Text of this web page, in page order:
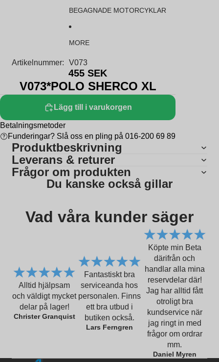
BEGAGNADE MOTORCYKLAR
MORE
Artikelnummer: V073
455 SEK
V073*POLO SHERCO XL
Lägg till i varukorgen
Betalningsmetoder
Funderingar? Slå oss en pling på 016-200 69 89
Produktbeskrivning
Leverans & returer
Frågor om produkten
Du kanske också gillar
Vad våra kunder säger
Alltid hjälpsam
och väldigt mycket
delar på lager!
Christer Granquist
Fantastiskt bra
serviceanda hos
personalen. Finns
ett bra utbud i
butiken också.
Lars Ferngren
Köpte min Beta
därifrån och
handlar alla mina
reservdelar där!
Jag har alltid fått
otroligt bra
kundservice när
jag ringt in med
frågor om ordrar
mm.
Daniel Myren